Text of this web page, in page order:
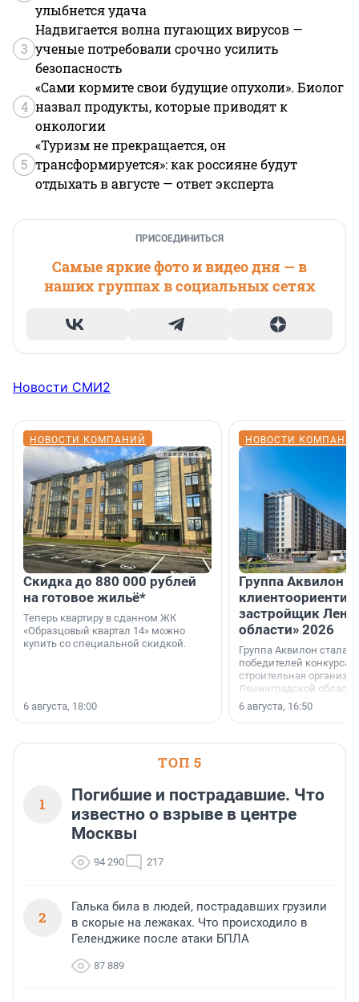
улыбнется удача
3
Надвигается волна пугающих вирусов —
ученые потребовали срочно усилить
безопасность
4
«Сами кормите свои будущие опухоли». Биолог
назвал продукты, которые приводят к
онкологии
5
«Туризм не прекращается, он
трансформируется»: как россияне будут
отдыхать в августе — ответ эксперта
ПРИСОЕДИНИТЬСЯ
Самые яркие фото и видео дня — в
наших группах в социальных сетях
Новости СМИ2
НОВОСТИ КОМПАНИЙ
Скидка до 880 000 рублей
на готовое жильё*
Теперь квартиру в сданном ЖК
«Образцовый квартал 14» можно
купить со специальной скидкой.
6 августа, 18:00
НОВОСТИ
Группа Аквилон
застройщик
области» 2026
Группа Аквилон стала
победителей конкурса
строительная
Ленинградской области
номинации «Самый
застройщик
области».
6 августа, 16:50
ТОП 5
1
Погибшие и пострадавшие. Что
известно о взрыве в центре
Москвы
94 290 217
2
Галька била в людей, пострадавших грузили
в скорые на лежаках. Что происходило в
Геленджике после атаки БПЛА
87 889